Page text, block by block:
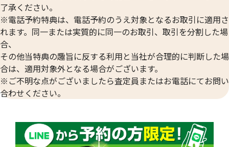
了承ください。
※電話予約特典は、電話予約のうえ対象となるお取引に適用さ
れます。同一または実質的に同一のお取引、取引を分割した場
合、
その他当特典の趣旨に反する利用と当社が合理的に判断した場
合は、適用対象外となる場合がございます。
※ご不明な点がございましたら査定員またはお電話にてお問い
合わせください。